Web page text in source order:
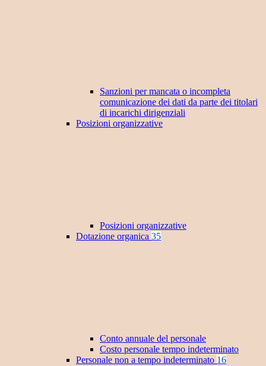
Sanzioni per mancata o incompleta
comunicazione dei dati da parte dei titolari
di incarichi dirigenziali
Posizioni organizzative
Posizioni organizzative
Dotazione organica 35
Conto annuale del personale
Costo personale tempo indeterminato
Personale non a tempo indeterminato 16